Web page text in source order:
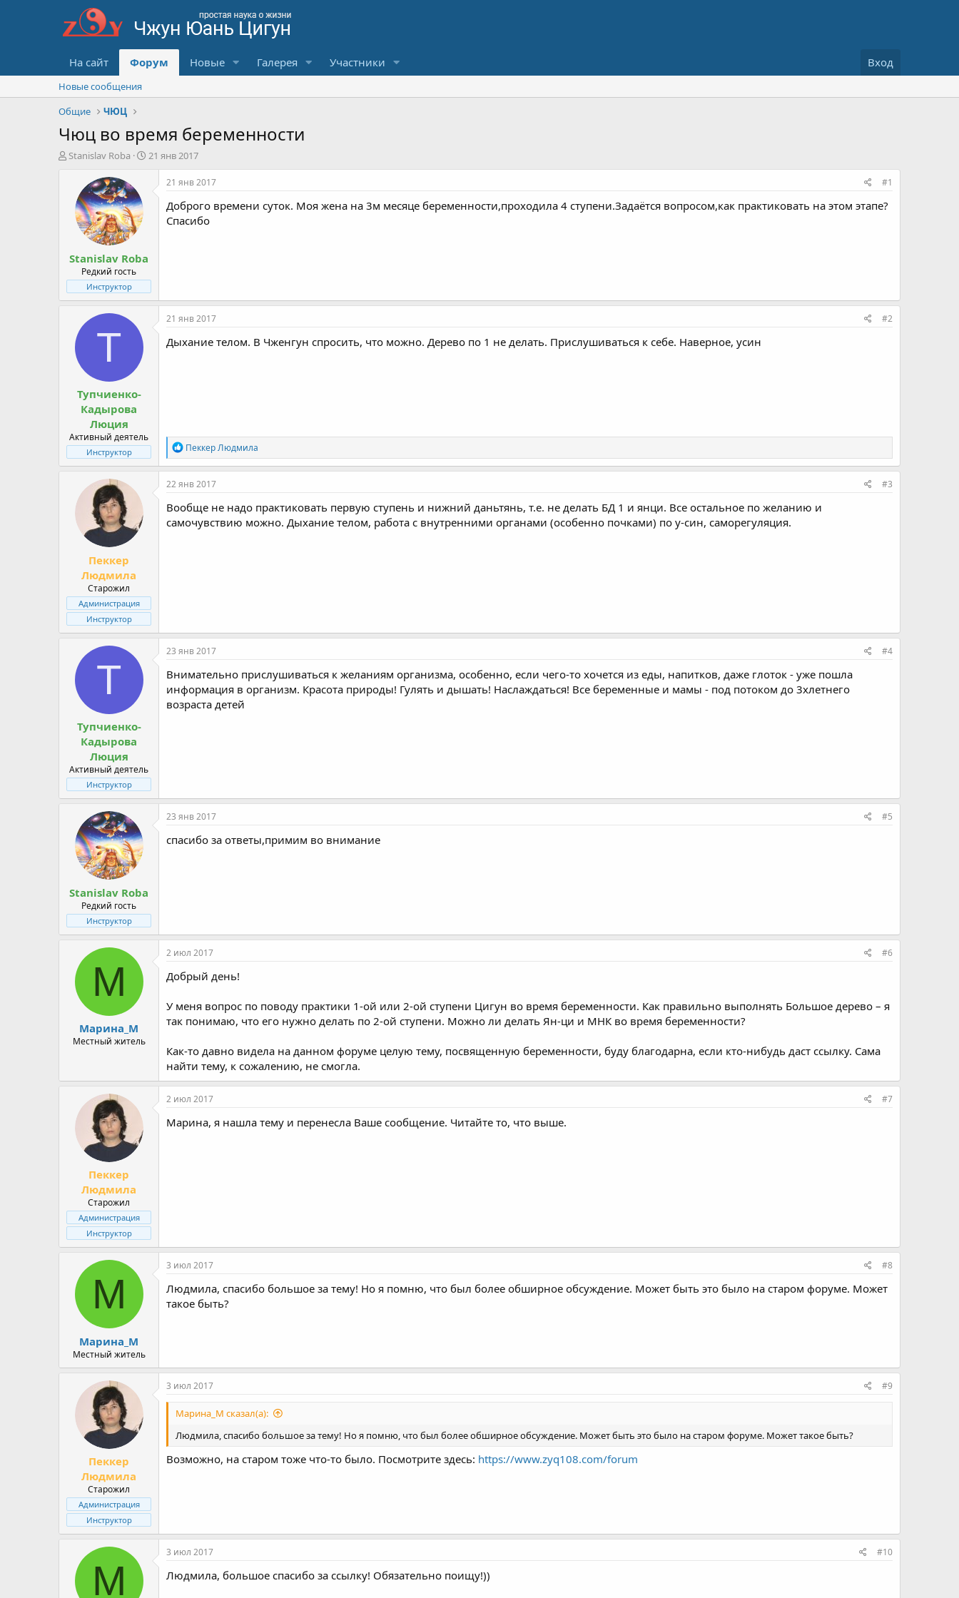
На сайт Форум Новые Галерея Участники Вход
Новые сообщения
Общие
ЧЮЦ
Чюц во время беременности
А
ы
Stanislav Roba
Д
и
я
21 янв 2017
Stanislav Roba
Редкий гость
Инструктор
21 янв 2017 #1
Доброго времени суток. Моя жена на 3м месяце беременности,проходила 4 ступени.Задаётся вопросом,как практиковать на этом этапе?
Спасибо
Т
Тупчиенко-
Кадырова
Люция
Активный деятель
Инструктор
21 янв 2017 #2
Дыхание телом. В Чженгун спросить, что можно. Дерево по 1 не делать. Прислушиваться к себе. Наверное, усин
R
e
a
c
o
n
Пеккер Людмила
Пеккер
Людмила
Старожил
Администрация
Инструктор
22 янв 2017 #3
Вообще не надо практиковать первую ступень и нижний даньтянь, т.е. не делать БД 1 и янци. Все остальное по желанию и
самочувствию можно. Дыхание телом, работа с внутренними органами (особенно почками) по у-син, саморегуляция.
Т
Тупчиенко-
Кадырова
Люция
Активный деятель
Инструктор
23 янв 2017 #4
Внимательно прислушиваться к желаниям организма, особенно, если чего-то хочется из еды, напитков, даже глоток - уже пошла
информация в организм. Красота природы! Гулять и дышать! Наслаждаться! Все беременные и мамы - под потоком до 3хлетнего
возраста детей
Stanislav Roba
Редкий гость
Инструктор
23 янв 2017 #5
спасибо за ответы,примим во внимание
М
Марина_М
Местный житель
2 июл 2017 #6
Добрый день!
У меня вопрос по поводу практики 1-ой или 2-ой ступени Цигун во время беременности. Как правильно выполнять Большое дерево – я
так понимаю, что его нужно делать по 2-ой ступени. Можно ли делать Ян-ци и МНК во время беременности?
Как-то давно видела на данном форуме целую тему, посвященную беременности, буду благодарна, если кто-нибудь даст ссылку. Сама
найти тему, к сожалению, не смогла.
Пеккер
Людмила
Старожил
Администрация
Инструктор
2 июл 2017 #7
Марина, я нашла тему и перенесла Ваше сообщение. Читайте то, что выше.
М
Марина_М
Местный житель
3 июл 2017 #8
Людмила, спасибо большое за тему! Но я помню, что был более обширное обсуждение. Может быть это было на старом форуме. Может
такое быть?
Пеккер
Людмила
Старожил
Администрация
Инструктор
3 июл 2017 #9
Марина_М сказал(а):
Людмила, спасибо большое за тему! Но я помню, что был более обширное обсуждение. Может быть это было на старом форуме. Может такое быть?
Возможно, на старом тоже что-то было. Посмотрите здесь: https://www.zyq108.com/forum
М
3 июл 2017 #10
Людмила, большое спасибо за ссылку! Обязательно поищу!))